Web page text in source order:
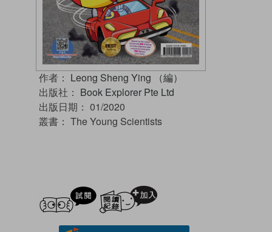
作者： Leong Sheng Ying （編）
出版社： Book Explorer Pte Ltd
出版日期： 01/2020
叢書： The Young Scientists
試閲